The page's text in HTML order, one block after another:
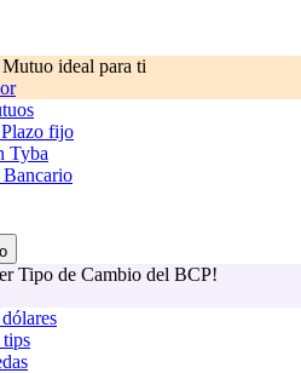
ideal para ti
fijo
Tyba
Tipo de Cambio del BCP!
tips